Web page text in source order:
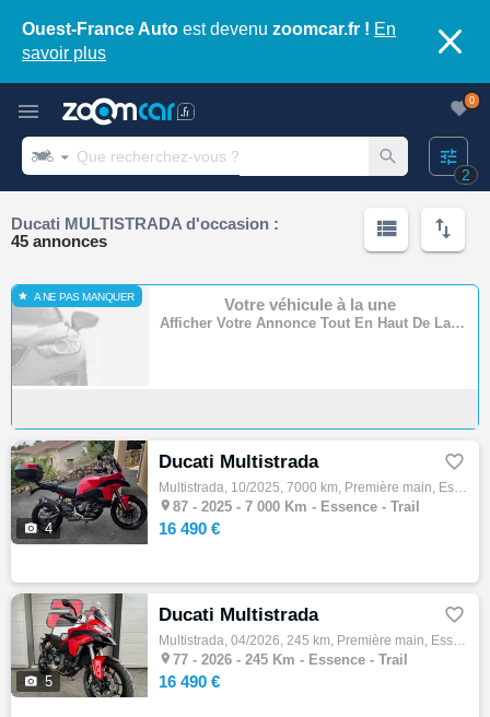
Ouest-France Auto est devenu zoomcar.fr ! En
savoir plus
2
0
Ducati MULTISTRADA d'occasion :
45 annonces
A NE PAS MANQUER Votre véhicule à la une
Afficher Votre Annonce Tout En Haut De La Page
 4
Ducati Multistrada 
Multistrada, 10/2025, 7000 km, Première main, Essence, 890cm³, Couleur rouge, 16490 € Equipements : LA CONCESSION MOTO MOVE VOUS PROPOSE A …
 87 - 2025 - 7 000 Km - Essence - Trail
16 490 €
 5
Ducati Multistrada 
Multistrada, 04/2026, 245 km, Première main, Essence, 890cm³, Couleur rouge, 16490 € Equipements : VEHICULE DE DIRECTION MOTEUR: Moteur Duc…
 77 - 2026 - 245 Km - Essence - Trail
16 490 €